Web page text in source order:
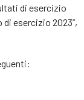
di esercizio
di esercizio 2023”,